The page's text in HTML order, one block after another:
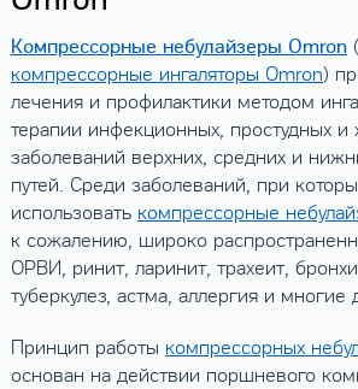
Компрессорные небулайзеры Omron
компрессорные ингаляторы Omron)
лечения и профилактики методом
терапии инфекционных, простудных и
заболеваний верхних, средних и
путей. Среди заболеваний, при
использовать компрессорные
к сожалению, широко
ОРВИ, ринит, ларинит, трахеит,
туберкулез, астма, аллергия и многие
Принцип работы компрессорных
основан на действии поршневого